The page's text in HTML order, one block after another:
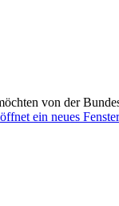
von der
ein neues